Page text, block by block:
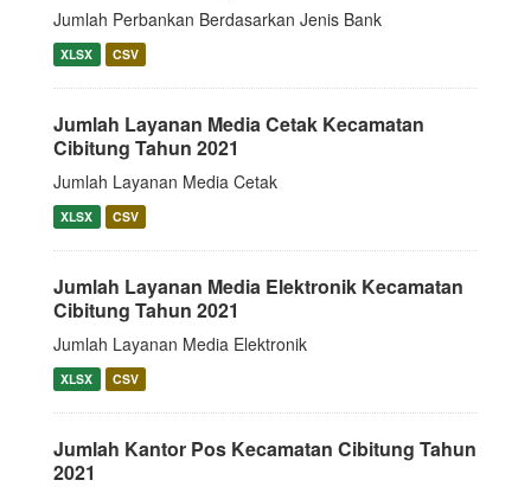
Jumlah Perbankan Berdasarkan Jenis Bank
XLSX CSV
Jumlah Layanan Media Cetak Kecamatan
Cibitung Tahun 2021
Jumlah Layanan Media Cetak
XLSX CSV
Jumlah Layanan Media Elektronik Kecamatan
Cibitung Tahun 2021
Jumlah Layanan Media Elektronik
XLSX CSV
Jumlah Kantor Pos Kecamatan Cibitung Tahun
2021